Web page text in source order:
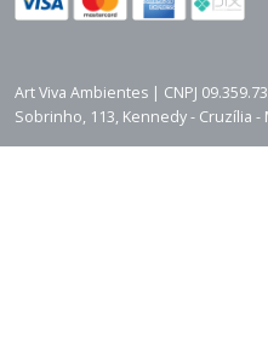
Art Viva Ambientes | CNPJ
Sobrinho, 113, Kennedy - Cruzília -